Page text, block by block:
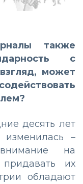
также
с
может
десять лет
изменилась –
на
их
обладают